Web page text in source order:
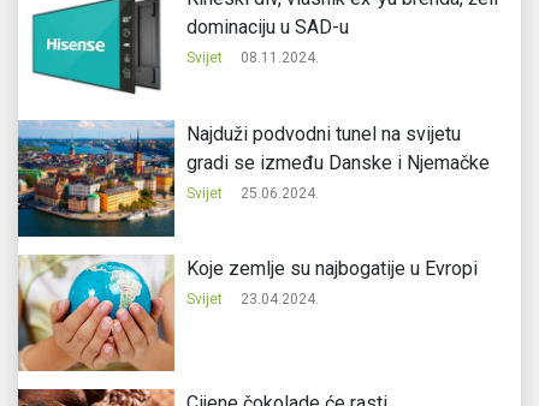
dominaciju u SAD-u
Svijet 08.11.2024.
Najduži podvodni tunel na svijetu
gradi se između Danske i Njemačke
Svijet 25.06.2024.
Koje zemlje su najbogatije u Evropi
Svijet 23.04.2024.